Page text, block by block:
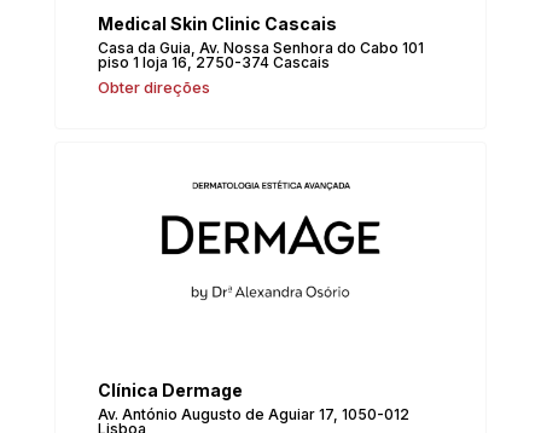
Medical Skin Clinic Cascais
Casa da Guia, Av. Nossa Senhora do Cabo 101
piso 1 loja 16, 2750-374 Cascais
Obter direções
Clínica Dermage
Av. António Augusto de Aguiar 17, 1050-012
Lisboa